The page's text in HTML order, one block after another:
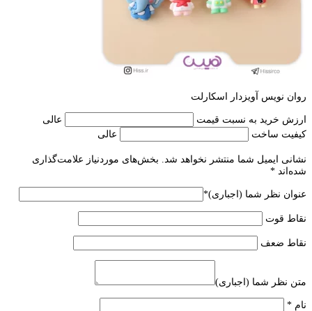
روان نویس آویزدار اسکارلت
ارزش خرید به نسبت قیمت
عالی
کیفیت ساخت
عالی
نشانی ایمیل شما منتشر نخواهد شد.
بخش‌های موردنیاز علامت‌گذاری
شده‌اند *
عنوان نظر شما (اجباری)*
نقاط قوت
نقاط ضعف
متن نظر شما (اجباری)
نام *